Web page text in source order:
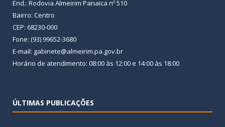
End.: Rodovia Almeirim Panaica nº 510
Bairro: Centro
CEP: 68230-000
Fone: (93) 99652-3680
E-mail: gabinete@almeirim.pa.gov.br
Horário de atendimento: 08:00 às 12:00 e 14:00 às 18:00
ÚLTIMAS PUBLICAÇÕES